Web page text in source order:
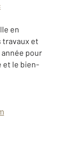
en
travaux et
pour
et le bien-